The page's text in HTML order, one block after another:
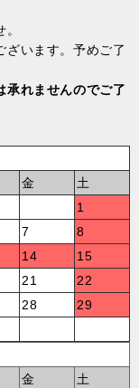
います。予めご了
承れませんのでご了
金
土
1
7
8
14
15
21
22
28
29
金
土